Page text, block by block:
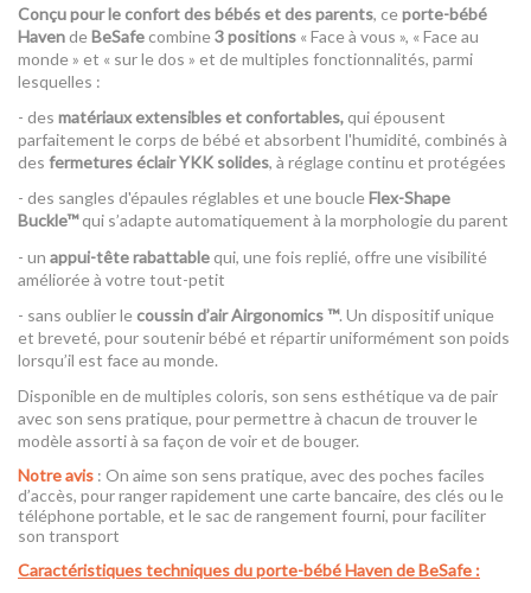
Conçu pour le confort des bébés et des parents, ceporte-bébé
HavendeBeSafecombine3 positions « Face à vous », « Face au
monde » et « sur le dos » et de multiples fonctionnalités, parmi
lesquelles :
- des matériaux extensibles et confortables,qui épousent
parfaitement le corps de bébé et absorbent l'humidité, combinés à
des fermetures éclair YKK solides, à réglage continu et protégées
- des sangles d'épaules réglables et une boucleFlex-Shape
Buckle™qui s’adapte automatiquement à la morphologie du parent
- un appui-tête rabattablequi, une fois replié, offre une visibilité
améliorée à votre tout-petit
- sans oublier le coussin d’air Airgonomics ™. Un dispositif unique
et breveté, pour soutenir bébé et répartir uniformément son poids
lorsqu’il est face au monde.
Disponible en de multiples coloris, son sens esthétique va de pair
avec son sens pratique, pour permettre à chacun de trouver le
modèle assorti à sa façon de voir et de bouger.
Notre avis : On aime son sens pratique, avec des poches faciles
d’accès, pour ranger rapidement une carte bancaire, des clés ou le
téléphone portable, et le sac de rangement fourni, pour faciliter
son transport
Caractéristiques techniques du porte-bébé Haven de BeSafe :